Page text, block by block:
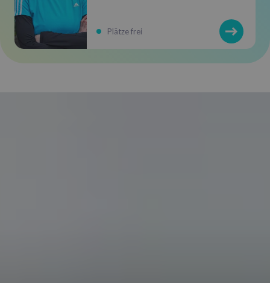
Plätze frei